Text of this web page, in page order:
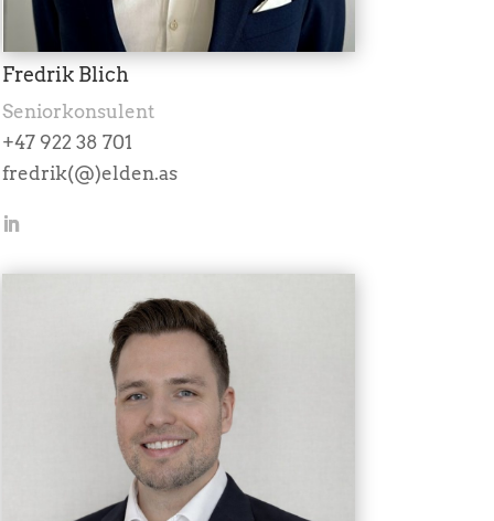
Fredrik Blich
Seniorkonsulent
+47 922 38 701
fredrik(@)elden.as